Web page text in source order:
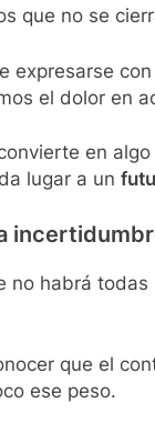
que no se
expresarse
el dolor en
en
lugar a un
no habrá
que el
ese peso.